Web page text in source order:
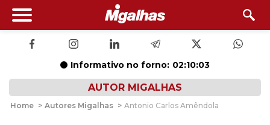
Informativo no forno: 02:10:02
AUTOR MIGALHAS
Home > Autores Migalhas > Antonio Carlos Amêndola